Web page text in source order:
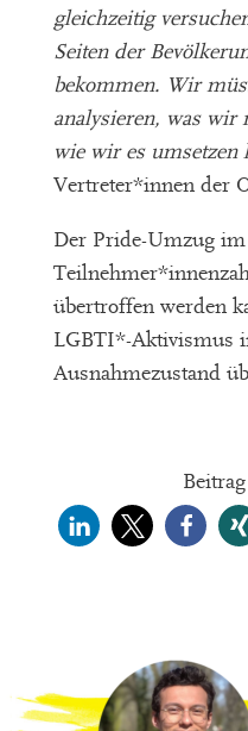
gleichzeitig
Seiten der
bekommen. Wir
analysieren, was wir
wie wir es umsetzen
Vertreter*innen der
Der Pride-Umzug
übertroffen werden
LGBTI*-Aktivismus
Ausnahmezustand